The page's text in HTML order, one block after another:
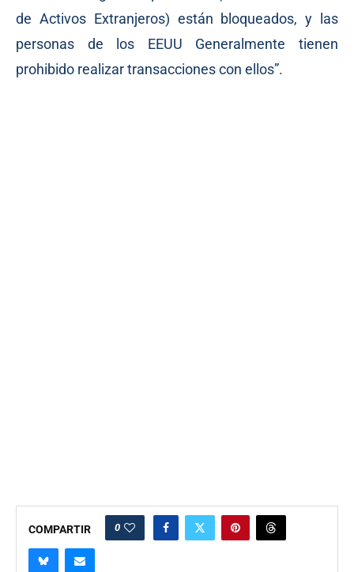
de Activos Extranjeros) están bloqueados, y las
personas de los EEUU Generalmente tienen
prohibido realizar transacciones con ellos”.
COMPARTIR 0